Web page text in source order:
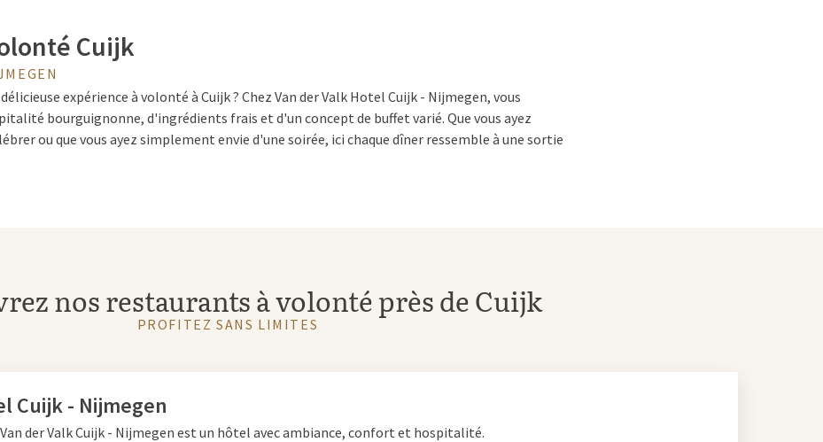
Cuijk
expérience à volonté à Cuijk ? Chez Van der Valk Hotel Cuijk - Nijmegen, vous
bourguignonne, d'ingrédients frais et d'un concept de buffet varié. Que vous ayez
ou que vous ayez simplement envie d'une soirée, ici chaque dîner ressemble à une sortie
Nijmegen
l'offre est grande pour les amateurs de à volonté à Nimègue. Dans le proche Lent,
buffet varié avec Live Cooking, où les plats de viande et de poisson sont préparés frais pour
volonté à Lent un choix attrayant pour ceux qui recherchent variété et qualité.
nos restaurants à volonté près de Cuijk
PROFITEZ SANS LIMITES
Cuijk - Nijmegen
Van der Valk Cuijk - Nijmegen est un hôtel avec ambiance, confort et hospitalité.